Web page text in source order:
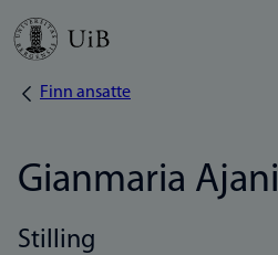
Hopp
Navigasjonssti
Finn ansatte
Gianmaria Ajani
Stilling